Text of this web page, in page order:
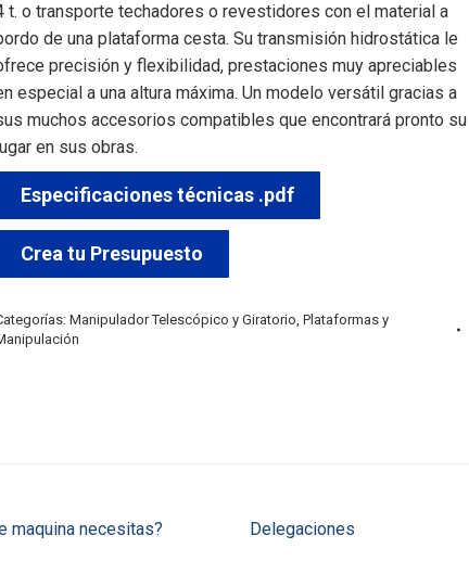
t. o transporte techadores o revestidores con el material a
de una plataforma cesta. Su transmisión hidrostática le
precisión y flexibilidad, prestaciones muy apreciables
especial a una altura máxima. Un modelo versátil gracias a
muchos accesorios compatibles que encontrará pronto su
en sus obras.
Especificaciones técnicas .pdf
Crea tu Presupuesto
Manipulador Telescópico y Giratorio, Plataformas y
maquina necesitas? Delegaciones